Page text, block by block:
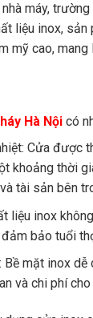
máy,
liệu inox, sản
mỹ cao,
Hà Nội có
Cửa được
khoảng thời
tài sản bên
liệu inox
bảo tuổi
Bề mặt inox
và chi phí